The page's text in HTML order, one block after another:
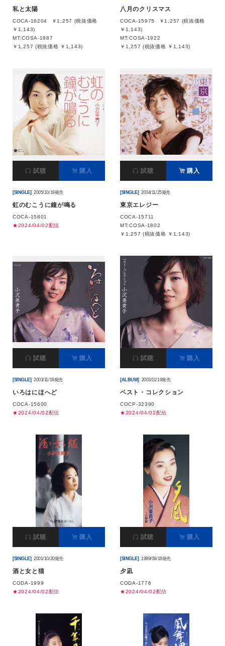
私と太陽
COCA-16204
￥1,257 (税抜価格
￥1,143)
MT:COSA-1987
￥1,257 (税抜価格 ￥1,143)
八月のクリスマス
COCA-15975
￥1,257 (税抜価格
￥1,143)
MT:COSA-1922
￥1,257 (税抜価格 ￥1,143)
試聴 購入
[SINGLE] 2005/10/19発売
虹のむこうに鐘が鳴る
COCA-15801
★2024/04/02配信
試聴 購入
[SINGLE] 2004/11/25発売
東京エレジー
COCA-15711
MT:COSA-1802
￥1,257 (税抜価格 ￥1,143)
試聴 購入
[SINGLE] 2003/11/19発売
いろはにほへど
COCA-15600
★2024/04/02配信
試聴 購入
[ALBUM] 2003/11/19発売
ベスト・コレクション
COCP-32390
★2024/04/02配信
試聴 購入
[SINGLE] 2001/10/20発売
酒と女と猫
CODA-1999
★2024/04/02配信
試聴 購入
[SINGLE] 1999/09/18発売
夕凪
CODA-1776
★2024/04/02配信